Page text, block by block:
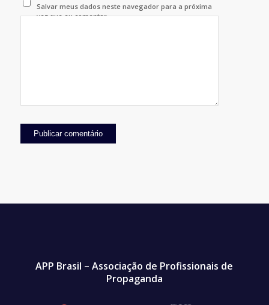
Salvar meus dados neste navegador para a próxima
vez que eu comentar.
APP Brasil – Associação de Profissionais de
Propaganda